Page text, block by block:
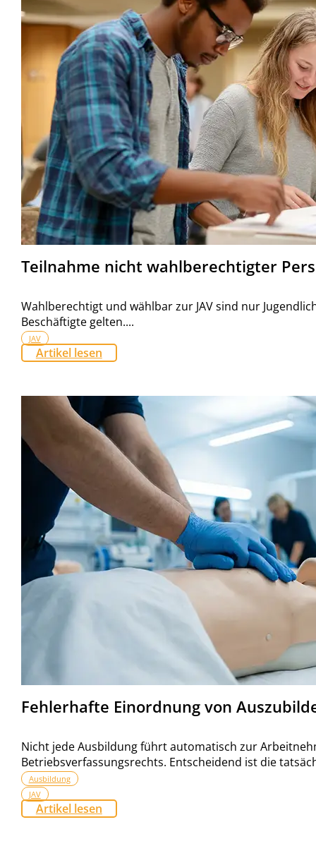
Teilnahme nicht wahlberechtigter
Wahlberechtigt und wählbar zur JAV sind nur
Beschäftigte gelten....
JAV
Artikel lesen
Fehlerhafte Einordnung von
Nicht jede Ausbildung führt automatisch zur
Betriebsverfassungsrechts. Entscheidend ist die
Ausbildung
JAV
Artikel lesen